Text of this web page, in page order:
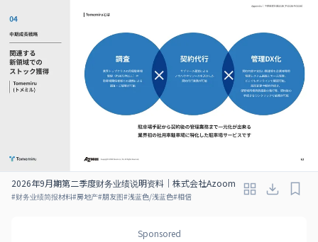
2026年9月期第二季度财务业绩说明资料｜株式会社Azoom
#财务业绩简报材料#房地产#朋友图#浅蓝色/浅蓝色#相信
Sponsored